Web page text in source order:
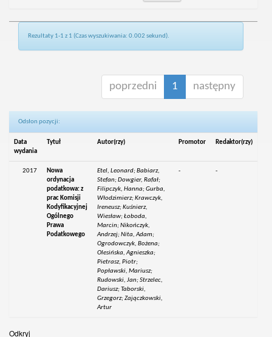
Rezultaty 1-1 z 1 (Czas wyszukiwania: 0.002 sekund).
poprzedni 1 następny
Odsłon pozycji:
Data
wydania
Tytuł Autor(rzy) Promotor Redaktor(rzy)
2017
Nowa
ordynacja
podatkowa: z
prac Komisji
Kodyfikacyjnej
Ogólnego
Prawa
Podatkowego
Etel, Leonard; Babiarz,
Stefan; Dowgier, Rafał;
Filipczyk, Hanna; Gurba,
Włodzimierz; Krawczyk,
Ireneusz; Kuśnierz,
Wiesław; Łoboda,
Marcin; Nikończyk,
Andrzej; Nita, Adam;
Ogrodowczyk, Bożena;
Olesińska, Agnieszka;
Pietrasz, Piotr;
Popławski, Mariusz;
Rudowski, Jan; Strzelec,
Dariusz; Taborski,
Grzegorz; Zajączkowski,
Artur
- -
Odkryj